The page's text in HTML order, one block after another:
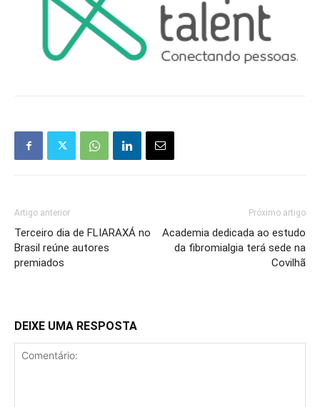
Artigo anterior
Terceiro dia de FLIARAXÁ no
Brasil reúne autores
premiados
Próximo artigo
Academia dedicada ao estudo
da fibromialgia terá sede na
Covilhã
DEIXE UMA RESPOSTA